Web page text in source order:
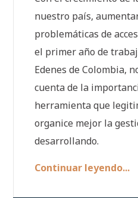
nuestro país,
problemáticas de
el primer año de
Edenes de Colombia,
cuenta de la
herramienta que
organice mejor la
desarrollando.
Continuar leyendo...